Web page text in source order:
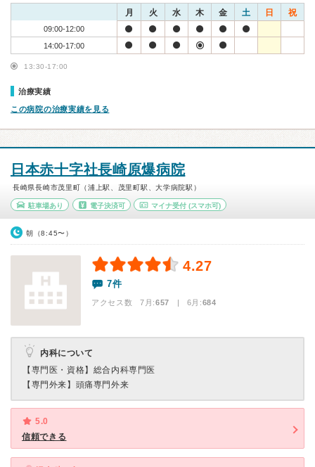
月 火 水 木 金 土 日 祝
09:00-12:00
14:00-17:00
13:30-17:00
治療実績
この病院の治療実績を見る
日本赤十字社長崎原爆病院
長崎県長崎市茂里町（浦上駅、茂里町駅、大学病院駅）
駐車場あり 電子決済可 マイナ受付 (スマホ可)
朝（8:45〜）
4.27
7件
アクセス数 7月:657 | 6月:684
内科について
【専門医・資格】 総合内科専門医
【専門外来】 頭痛専門外来
5.0
信頼できる